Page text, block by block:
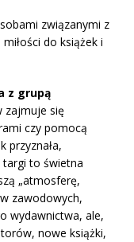
związanymi z
do książek i
z grupą
zajmuje się
czy pomocą
przyznała,
targi to świetna
„atmosferę,
zawodowych,
wydawnictwa, ale,
nowe książki,